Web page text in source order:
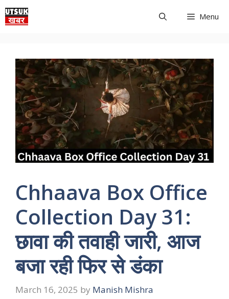
Skip
to
Menu
Chhaava Box Office
Collection Day 31:
छावा की तवाही जारी, आज
बजा रही फिर से डंका
March 16, 2025 by Manish Mishra